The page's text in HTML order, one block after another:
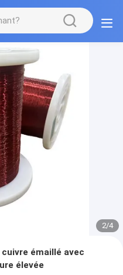
2/4
émaillé avec
élevée